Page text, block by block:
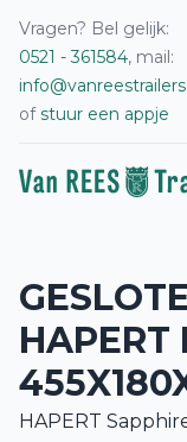
Vragen? Bel gelijk:
0521 - 361584, mail:
ofstuur een appje
HAPERT
HAPERT